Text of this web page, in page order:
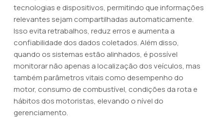
tecnologias e dispositivos, permitindo que informações
relevantes sejam compartilhadas automaticamente.
Isso evita retrabalhos, reduz erros e aumenta a
confiabilidade dos dados coletados. Além disso,
quando os sistemas estão alinhados, é possível
monitorar não apenas a localização dos veículos, mas
também parâmetros vitais como desempenho do
motor, consumo de combustível, condições da rota e
hábitos dos motoristas, elevando o nível do
gerenciamento.